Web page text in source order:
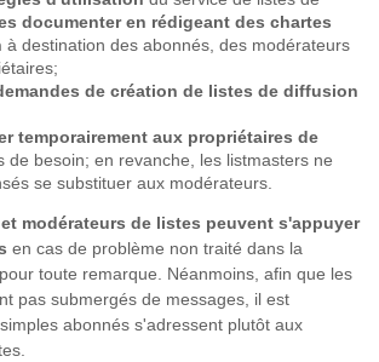
documenter en rédigeant des chartes
à destination des abonnés, des modérateurs
de création de listes de diffusion
temporairement aux propriétaires de
de besoin; en revanche, les listmasters ne
se substituer aux modérateurs.
modérateurs de listes peuvent s'appuyer
en cas de problème non traité dans la
toute remarque. Néanmoins, afin que les
pas submergés de messages, il est
abonnés s'adressent plutôt aux